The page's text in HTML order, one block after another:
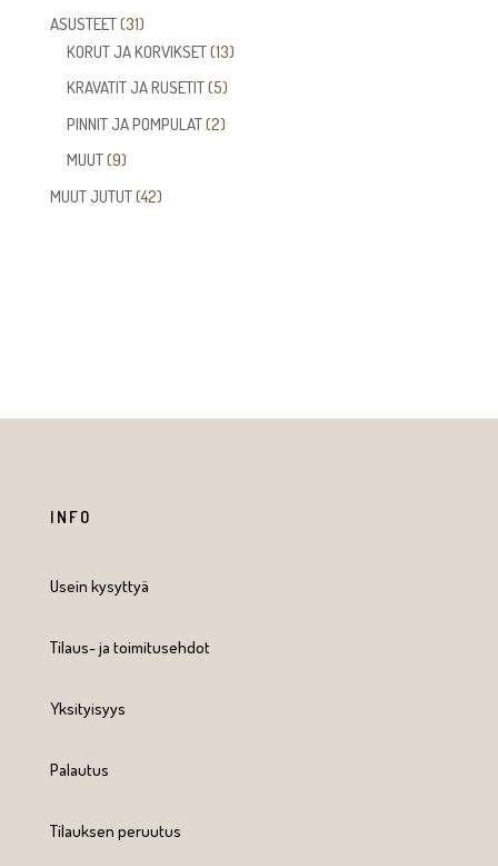
tuotetta
ASUSTEET 3131
tuotetta
KORUT JA KORVIKSET 1313
KRAVATIT JA RUSETIT 55
tuotetta
PINNIT JA POMPULAT 22
MUUT 99
tuotetta
MUUT JUTUT 4242
INFO
Usein kysyttyä
Tilaus- ja toimitusehdot
Yksityisyys
Palautus
Tilauksen peruutus